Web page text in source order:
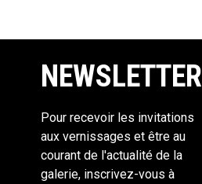
NEWSLETTER
Pour recevoir les invitations
aux vernissages et être au
courant de l'actualité de la
galerie, inscrivez-vous à